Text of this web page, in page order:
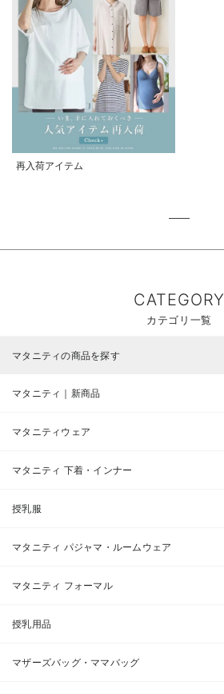
再入荷アイテム
CATEGORY
カテゴリ一覧
マタニティの商品を探す
マタニティ｜新商品
マタニティウェア
マタニティ 下着・インナー
授乳服
マタニティ パジャマ・ルームウェア
マタニティ フォーマル
授乳用品
マザーズバッグ・ママバッグ